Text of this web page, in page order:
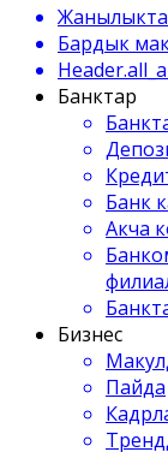
Бардык
Банктар
Банк
Акча
Бизнес
Пайда